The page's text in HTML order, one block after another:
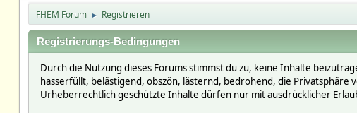
FHEM Forum ► Registrieren
Registrierungs-Bedingungen
Durch die Nutzung dieses Forums stimmst du zu, keine Inhalte
hasserfüllt, belästigend, obszön, lästernd, bedrohend, die
Urheberrechtlich geschützte Inhalte dürfen nur mit ausdrücklicher